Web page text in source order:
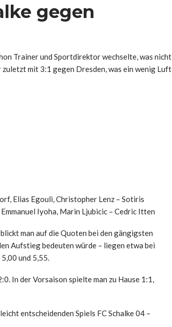
gegen
Trainer und Sportdirektor wechselte, was nicht
mit 3:1 gegen Dresden, was ein wenig Luft
Elias Egouli, Christopher Lenz – Sotiris
Iyoha, Marin Ljubicic – Cedric Itten
man auf die Quoten bei den gängigsten
Aufstieg bedeuten würde – liegen etwa bei
und 5,55.
In der Vorsaison spielte man zu Hause 1:1,
entscheidenden Spiels FC Schalke 04 –